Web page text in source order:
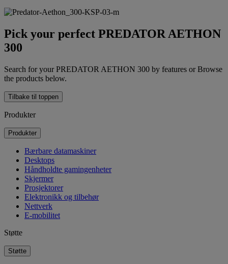
Pick your perfect PREDATOR AETHON
300
Search for your PREDATOR AETHON 300 by features or Browse
the products below.
Tilbake til toppen
Produkter
Produkter
Bærbare datamaskiner
Desktops
Håndholdte gamingenheter
Skjermer
Prosjektorer
Elektronikk og tilbehør
Nettverk
E-mobilitet
Støtte
Støtte